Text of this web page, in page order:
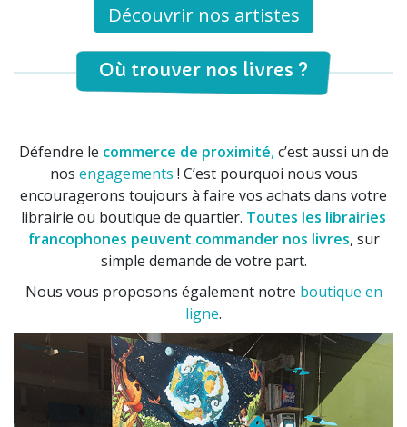
Découvrir nos artistes
Où trouver nos livres ?
Défendre le commerce de proximité, c’est aussi un de
nos engagements ! C’est pourquoi nous vous
encouragerons toujours à faire vos achats dans votre
librairie ou boutique de quartier. Toutes les librairies
francophones peuvent commander nos livres, sur
simple demande de votre part.
Nous vous proposons également notre boutique en
ligne.